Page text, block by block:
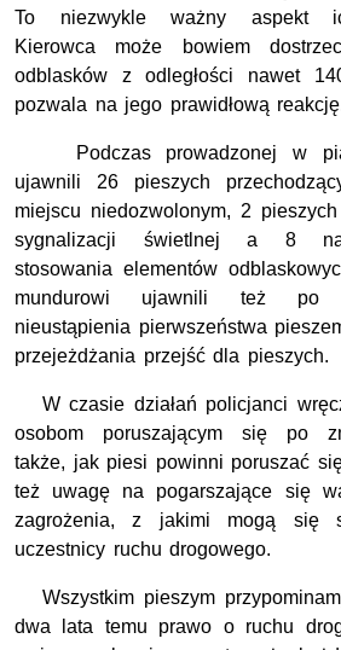
To niezwykle ważny aspekt
Kierowca może bowiem
odblasków z odległości nawet
pozwala na jego prawidłową
Podczas prowadzonej w
ujawnili 26 pieszych
miejscu niedozwolonym, 2
sygnalizacji świetlnej a 8
stosowania elementów
mundurowi ujawnili też po
nieustąpienia pierwszeństwa
przejeżdżania przejść dla pieszych.
W czasie działań policjanci
osobom poruszającym się po
także, jak piesi powinni poruszać
też uwagę na pogarszające się
zagrożenia, z jakimi mogą się
uczestnicy ruchu drogowego.
Wszystkim pieszym
dwa lata temu prawo o ruchu